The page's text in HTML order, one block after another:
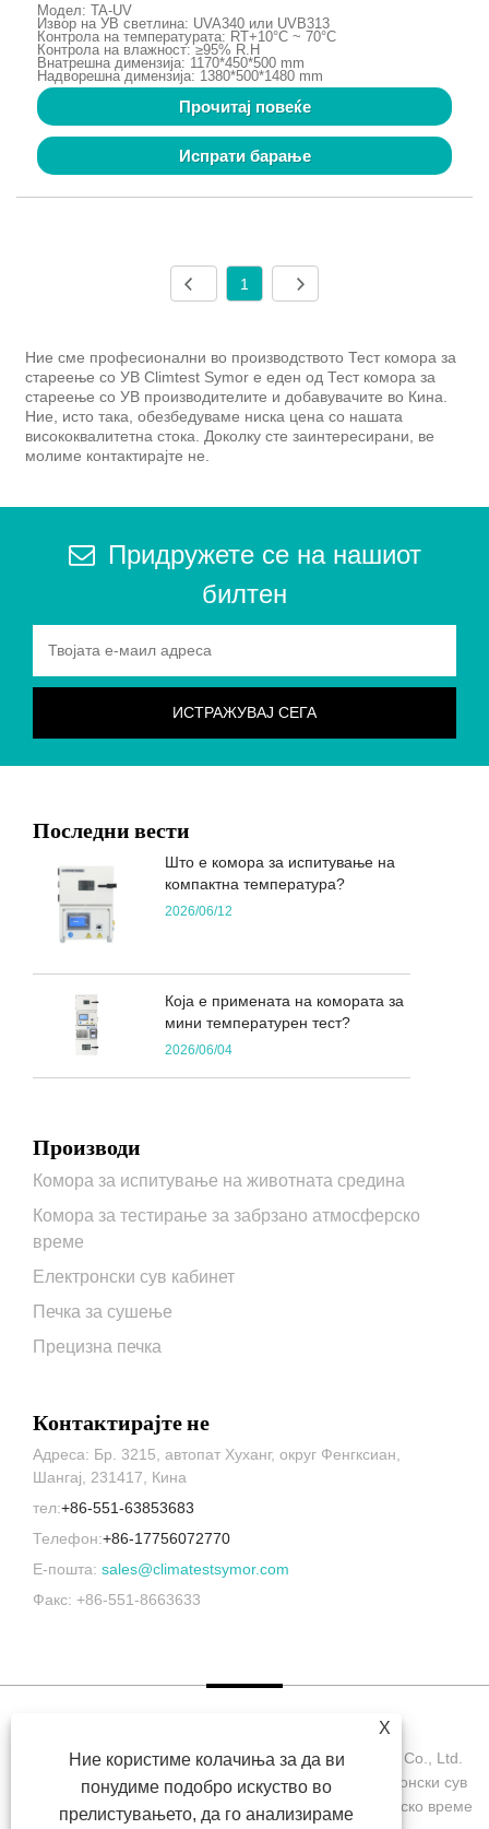
Модел: TA-UV
Извор на УВ светлина: UVA340 или UVB313
Контрола на температурата: RT+10°C ~ 70°C
Контрола на влажност: ≥95% R.H
Внатрешна димензија: 1170*450*500 mm
Надворешна димензија: 1380*500*1480 mm
Прочитај повеќе
Испрати барање
1
Ние сме професионални во производството Тест комора за
стареење со УВ Climtest Symor е еден од Тест комора за
стареење со УВ производителите и добавувачите во Кина.
Ние, исто така, обезбедуваме ниска цена со нашата
висококвалитетна стока. Доколку сте заинтересирани, ве
молиме контактирајте не.
Придружете се на нашиот
билтен
Последни вести
Што е комора за испитување на
компактна температура?
2026/06/12
Која е примената на комората за
мини температурен тест?
2026/06/04
Производи
Комора за испитување на животната средина
Комора за тестирање за забрзано атмосферско
време
Електронски сув кабинет
Печка за сушење
Прецизна печка
Контактирајте не
Адреса: Бр. 3215, автопат Хуханг, округ Фенгксиан,
Шангај, 231417, Кина
тел:+86-551-63853683
Телефон:+86-17756072770
Е-пошта: sales@climatestsymor.com
Факс: +86-551-8663633
Авторски права © 2022 Symor Instrument Equipment Co., Ltd.
Комора за тестирање на животната средина, електронски сув
кабинет, комора за тестирање за забрзано атмосферско време
X
Ние користиме колачиња за да ви
понудиме подобро искуство во
прелистувањето, да го анализираме